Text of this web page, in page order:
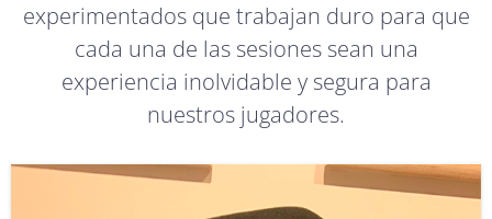
experimentados que trabajan duro para que
cada una de las sesiones sean una
experiencia inolvidable y segura para
nuestros jugadores.